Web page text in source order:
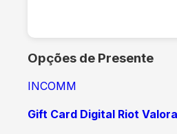
Opções de Presente
INCOMM
Gift Card Digital Riot